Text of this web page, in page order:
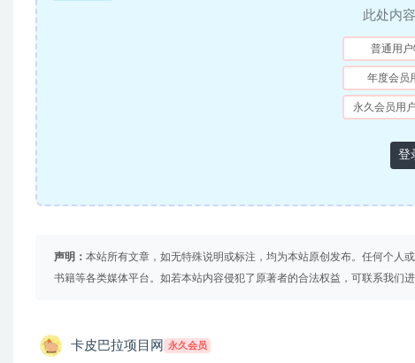
此处内
普通用户
年度会员
永久会员用
登
声明： 本站所有文章，如无特殊说明或标注，均为本站原创发布。任何个人
书籍等各类媒体平台。如若本站内容侵犯了原著者的合法权益，可联系我们进
卡皮巴拉项目网 永久会员